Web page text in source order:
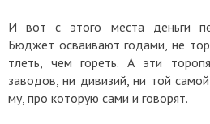
И вот с этого места деньги
Бюджет осваивают годами, не
тлеть, чем гореть. А эти
заводов, ни дивизий, ни той
му, про которую сами и говорят.